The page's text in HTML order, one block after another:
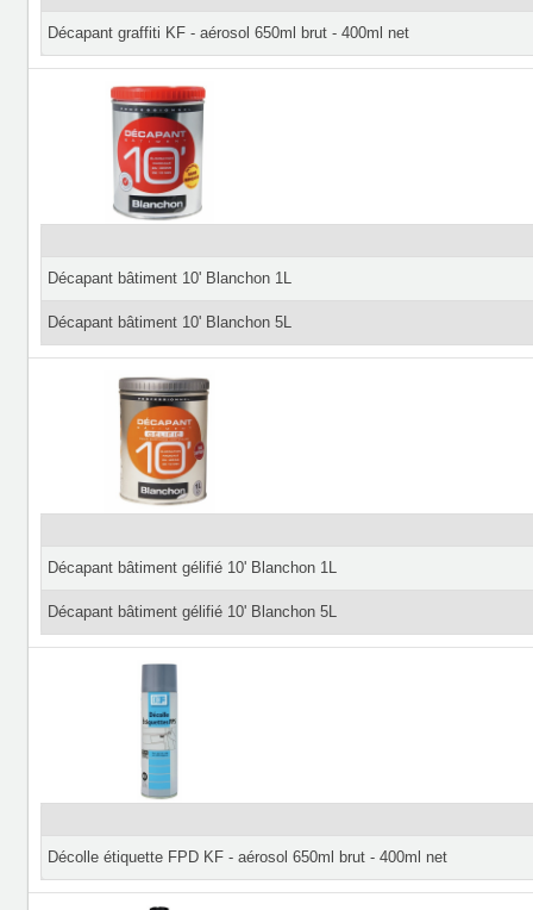
Décapant graffiti KF - aérosol 650ml brut - 400ml net
Décapant bâtiment 10' Blanchon 1L
Décapant bâtiment 10' Blanchon 5L
Décapant bâtiment gélifié 10' Blanchon 1L
Décapant bâtiment gélifié 10' Blanchon 5L
Décolle étiquette FPD KF - aérosol 650ml brut - 400ml net